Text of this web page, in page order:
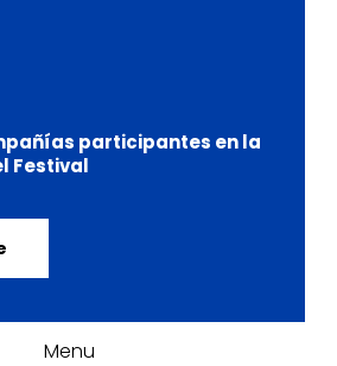
participantes en la
Festival
Menu